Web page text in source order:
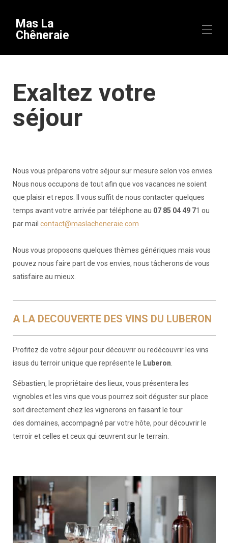
Mas La
Chêneraie
Descrizione
attrezzatura
Contatto
Informazioni utili ▾
Arrivo
Exaltez votre
séjour
Nous vous préparons votre séjour sur mesure selon vos envies.
Nous nous occupons de tout afin que vos vacances ne soient
que plaisir et repos. Il vous suffit de nous contacter quelques
temps avant votre arrivée par téléphone au 07 85 04 49 71 ou
par mail contact@maslacheneraie.com
Nous vous proposons quelques thèmes génériques mais vous
pouvez nous faire part de vos envies, nous tâcherons de vous
satisfaire au mieux.
A LA DECOUVERTE DES VINS DU LUBERON
Profitez de votre séjour pour découvrir ou redécouvrir les vins
issus du terroir unique que représente le Luberon
Sébastien, le propriétaire des lieux, vous présentera les
vignobles et les vins que vous pourrez soit déguster sur place
soit directement chez les vignerons en faisant le tour
des domaines, accompagné par votre hôte, pour découvrir le
terroir et celles et ceux qui œuvrent sur le terrain.